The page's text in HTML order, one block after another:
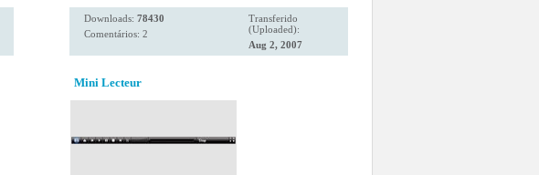
Downloads: 78430
Comentários: 2
Transferido
(Uploaded):
Aug 2, 2007
Mini Lecteur